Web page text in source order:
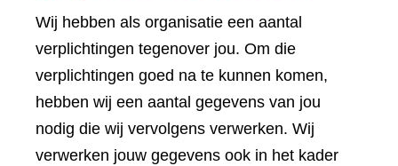
Wij hebben als organisatie een aantal
verplichtingen tegenover jou. Om die
verplichtingen goed na te kunnen komen,
hebben wij een aantal gegevens van jou
nodig die wij vervolgens verwerken. Wij
verwerken jouw gegevens ook in het kader